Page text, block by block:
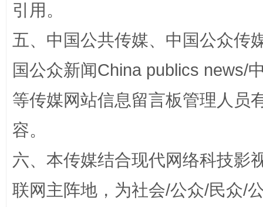
东山县通报“牛蛙产品抗生素超标问题”
引用。
五、中国公共传媒、中国公众传
国公众新闻China publics news/
等传媒网站信息留言板管理人员
容。
六、本传媒结合现代网络科技影
联网主阵地，为社会/公众/民众/